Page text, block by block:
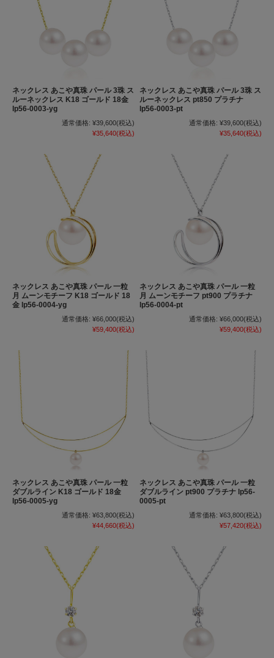
ネックレス あこや真珠 パール 3珠 ス
ルーネックレス K18 ゴールド 18金
lp56-0003-yg
通常価格: ¥39,600(税込)
¥35,640(税込)
ネックレス あこや真珠 パール 3珠 ス
ルーネックレス pt850 プラチナ
lp56-0003-pt
通常価格: ¥39,600(税込)
¥35,640(税込)
ネックレス あこや真珠 パール 一粒
月 ムーンモチーフ K18 ゴールド 18
金 lp56-0004-yg
通常価格: ¥66,000(税込)
¥59,400(税込)
ネックレス あこや真珠 パール 一粒
月 ムーンモチーフ pt900 プラチナ
lp56-0004-pt
通常価格: ¥66,000(税込)
¥59,400(税込)
ネックレス あこや真珠 パール 一粒
ダブルライン K18 ゴールド 18金
lp56-0005-yg
通常価格: ¥63,800(税込)
¥44,660(税込)
ネックレス あこや真珠 パール 一粒
ダブルライン pt900 プラチナ lp56-
0005-pt
通常価格: ¥63,800(税込)
¥57,420(税込)